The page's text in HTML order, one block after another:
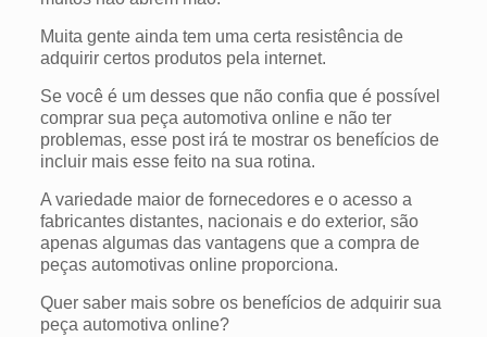
Muita gente ainda tem uma certa resistência de
adquirir certos produtos pela internet.
Se você é um desses que não confia que é possível
comprar sua peça automotiva online e não ter
problemas, esse post irá te mostrar os benefícios de
incluir mais esse feito na sua rotina.
A variedade maior de fornecedores e o acesso a
fabricantes distantes, nacionais e do exterior, são
apenas algumas das vantagens que a compra de
peças automotivas online proporciona.
Quer saber mais sobre os benefícios de adquirir sua
peça automotiva online?